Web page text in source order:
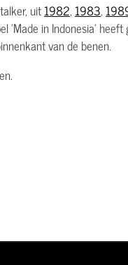
uit1982, 1983,
in Indonesia'
van de benen.